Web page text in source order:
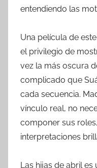
entendiendo las
Una película de
el privilegio de
vez la más oscura
complicado que
cada secuencia.
vínculo real, no
componer sus
interpretaciones
Las hijas de abril